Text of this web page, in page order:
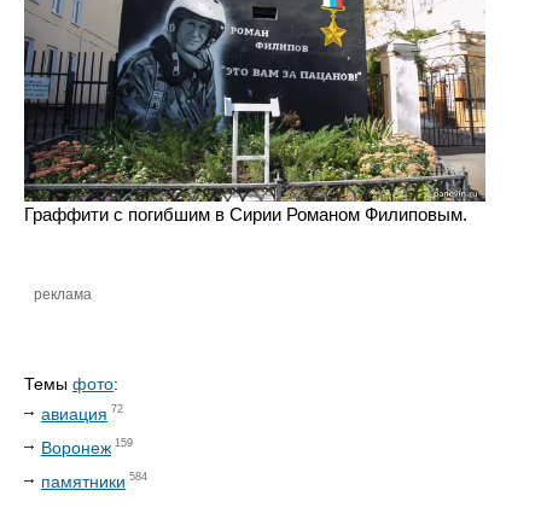
Граффити с погибшим в Сирии Романом Филиповым.
реклама
Темы фото:
авиация 72
Воронеж 159
памятники 584